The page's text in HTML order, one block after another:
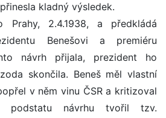
kladný výsledek.
Prahy, 2.4.1938, a předkládá
Benešovi a premiéru
návrh přijala, prezident ho
skončila. Beneš měl vlastní
v něm vinu ČSR a kritizoval
podstatu návrhu tvořil tzv.